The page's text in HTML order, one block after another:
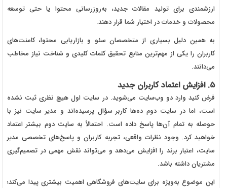
ارزشمندی برای تولید مقالات جدید، به‌روزرسانی محتوا یا حتی توسعه
محصولات و خدمات در اختیار شما قرار دهند.
به همین دلیل بسیاری از متخصصان سئو و بازاریابی محتوا، کامنت‌های
کاربران را یکی از مهم‌ترین منابع تحقیق کلمات کلیدی و شناخت نیاز مخاطب
می‌دانند.
۵. افزایش اعتماد کاربران جدید
فرض کنید وارد دو وب‌سایت می‌شوید. در سایت اول هیچ نظری ثبت نشده
است، اما در سایت دوم ده‌ها کاربر سؤال پرسیده‌اند و مدیر سایت نیز با
حوصله به تمام آن‌ها پاسخ داده است. احتمالاً به سایت دوم بیشتر اعتماد
خواهید کرد. وجود نظرات واقعی، تجربه کاربران و پاسخ‌های تخصصی مدیر
سایت، اعتبار برند را افزایش می‌دهد و می‌تواند نقش مهمی در تصمیم‌گیری
مشتریان داشته باشد.
این موضوع به‌ویژه برای سایت‌های فروشگاهی اهمیت بیشتری پیدا می‌کند؛